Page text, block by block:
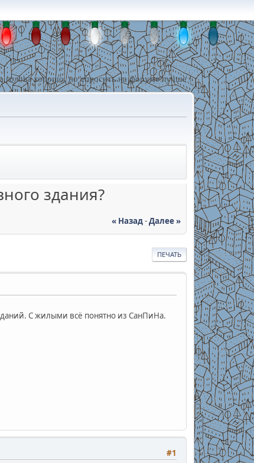
голова хорошо, но спросить на форуме лучше !
здания?
« Назад-Далее »
ПЕЧАТЬ
С жилыми всё понятно из СанПиНа.
#1